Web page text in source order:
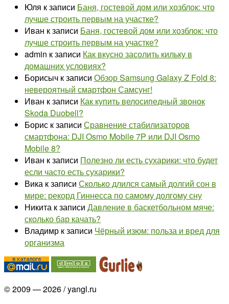
Юля к записи Баня, гостевой дом или хозблок: что
лучше строить первым на участке?
Иван к записи Баня, гостевой дом или хозблок: что
лучше строить первым на участке?
admin к записи Как вкусно засолить кильку в
домашних условиях?
Борисыч к записи Обзор Samsung Galaxy Z Fold 8:
невероятный смартфон Самсунг!
Иван к записи Как купить велосипедный звонок
Skoda Duobell?
Борис к записи Сравнение стабилизаторов
смартфона: DJI Osmo Mobile 7P или DJI Osmo
Mobile 8?
Иван к записи Полезно ли есть сухарики: что будет
если часто есть сухарики?
Вика к записи Сколько длился самый долгий сон в
мире: рекорд Гиннесса по самому долгому сну
Никита к записи Давление в баскетбольном мяче:
сколько бар качать?
Владимр к записи Чёрный изюм: польза и вред для
организма
© 2009 — 2026 / yangl.ru